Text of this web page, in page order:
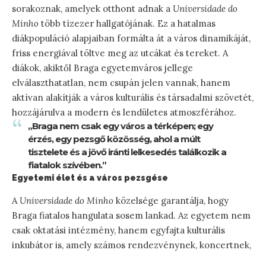
sorakoznak, amelyek otthont adnak a Universidade do
Minho több tízezer hallgatójának. Ez a hatalmas
diákpopuláció alapjaiban formálta át a város dinamikáját,
friss energiával töltve meg az utcákat és tereket. A
diákok, akiktől Braga egyetemváros jellege
elválaszthatatlan, nem csupán jelen vannak, hanem
aktívan alakítják a város kulturális és társadalmi szövetét,
hozzájárulva a modern és lendületes atmoszférához.
„Braga nem csak egy város a térképen; egy
érzés, egy pezsgő közösség, ahol a múlt
tisztelete és a jövő iránti lelkesedés találkozik a
fiatalok szívében.”
Egyetemi élet és a város pezsgése
AUniversidade do Minho közelsége garantálja, hogy
Braga fiatalos hangulata sosem lankad. Az egyetem nem
csak oktatási intézmény, hanem egyfajta kulturális
inkubátor is, amely számos rendezvénynek, koncertnek,